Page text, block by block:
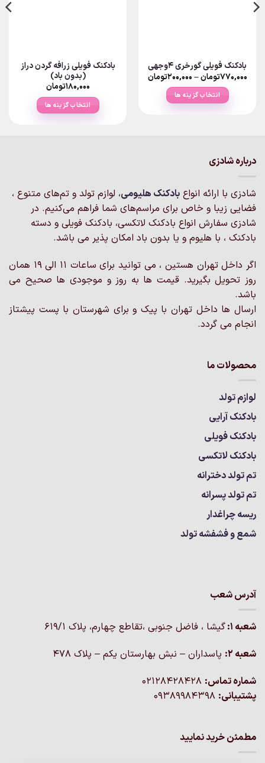
بادکنک فویلی گورخری ۴وجهی
۷۷۰,۰۰۰تومان–۲۰۰,۰۰۰تومانPrice
انتخاب گزینه ها
گزینه
ها
ممکن
است
در
محصول
انتخاب
بادکنک فویلی زرافه گردن دراز
(بدون باد)
۱۸۰,۰۰۰تومان
انتخاب گزینه ها
باشد.
گزینه
ها
ممکن
است
صفحه
محصول
شوند
درباره شادزی
شادزی با ارائه انواع بادکنک‌ هلیومی، لوازم تولد و تم‌های متنوع ،
فضایی زیبا و خاص برای مراسم‌های شما فراهم می‌کنیم. در
شادزی سفارش انواع بادکنک لاتکسی، بادکنک فویلی و دسته
بادکنک ، با هلیوم و یا بدون باد امکان پذیر می باشد.
اگر داخل تهران هستین ، می توانید برای ساعات 11 الی 19 همان
روز تحویل بگیرید. قیمت ها به روز و موجودی ها صحیح می
باشد.
ارسال ها داخل تهران با پیک و برای شهرستان با پست پیشتاز
انجام می گردد.
محصولات ما
لوازم تولد
بادکنک آرایی
بادکنک فویلی
بادکنک لاتکسی
تم تولد دخترانه
تم تولد پسرانه
ریسه چراغدار
شمع و فشفشه تولد
آدرس شعب
شعبه 1:
گيشا ، فاضل جنوبی ،تقاطع چهارم، پلاک 619/1
شعبه 2:
پاسداران – نبش بهارستان یکم – پلاک ۴۷۸
شماره تماس:
پشتیبانی:
مطمئن خرید نمایید